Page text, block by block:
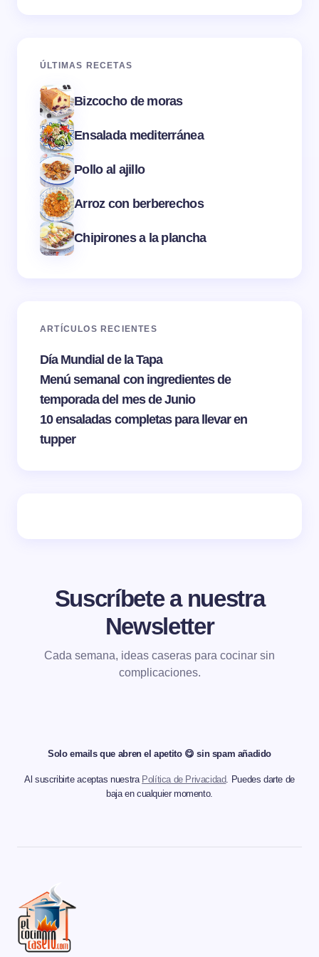
ÚLTIMAS RECETAS
Bizcocho de moras
Ensalada mediterránea
Pollo al ajillo
Arroz con berberechos
Chipirones a la plancha
ARTÍCULOS RECIENTES
Día Mundial de la Tapa
Menú semanal con ingredientes de
temporada del mes de Junio
10 ensaladas completas para llevar en
tupper
Suscríbete a nuestra
Newsletter
Cada semana, ideas caseras para cocinar sin
complicaciones.
Solo emails que abren el apetito 😋 sin spam añadido
Al suscribirte aceptas nuestra Política de Privacidad. Puedes darte de
baja en cualquier momento.